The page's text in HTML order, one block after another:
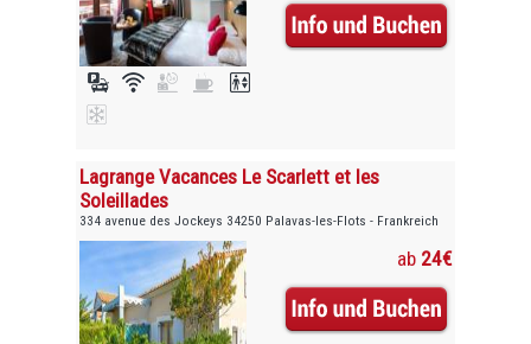
Lagrange Vacances Le Scarlett et les
Soleillades
334 avenue des Jockeys 34250 Palavas-les-Flots - Frankreich
ab 24€